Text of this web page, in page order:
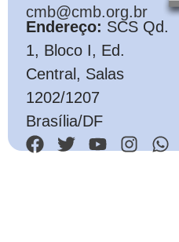
cmb@cmb.org.br
Endereço: SCS Qd.
1, Bloco I, Ed.
Central, Salas
1202/1207
Brasília/DF